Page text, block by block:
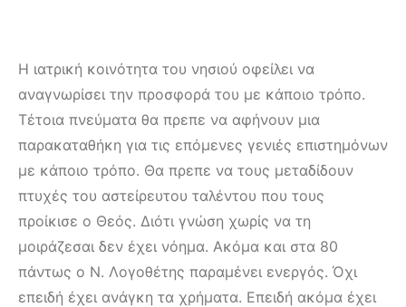
Η ιατρική κοινότητα του νησιού οφείλει να
αναγνωρίσει την προσφορά του με κάποιο τρόπο.
Τέτοια πνεύματα θα πρεπε να αφήνουν μια
παρακαταθήκη για τις επόμενες γενιές επιστημόνων
με κάποιο τρόπο. Θα πρεπε να τους μεταδίδουν
πτυχές του αστείρευτου ταλέντου που τους
προίκισε ο Θεός. Διότι γνώση χωρίς να τη
μοιράζεσαι δεν έχει νόημα. Ακόμα και στα 80
πάντως ο Ν. Λογοθέτης παραμένει ενεργός. Όχι
επειδή έχει ανάγκη τα χρήματα. Επειδή ακόμα έχει